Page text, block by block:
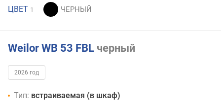
ЦВЕТ 1
Weilor WB 53 FBL черный
2026 год
Тип: встраиваемая (в шкаф)